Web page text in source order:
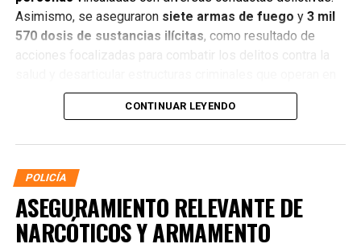
Asimismo, se aseguraron siete armas de fuego y 3 mil
570 dosis de sustancias ilícitas, como resultado de
acciones focalizadas para combatir los delitos contra la
distintos municipios.
CONTINUAR LEYENDO
POLICÍA
ASEGURAMIENTO RELEVANTE DE
NARCÓTICOS Y ARMAMENTO